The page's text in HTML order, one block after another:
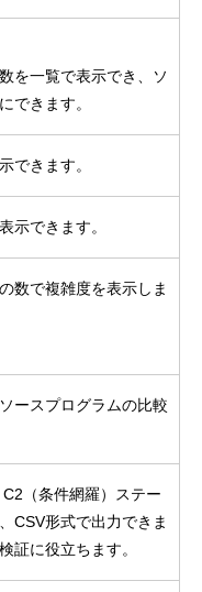
を一覧で表示でき、ソ
できます。
できます。
示できます。
数で複雑度を表示しま
ースプログラムの比較
（条件網羅）ステー
CSV形式で出力できま
証に役立ちます。